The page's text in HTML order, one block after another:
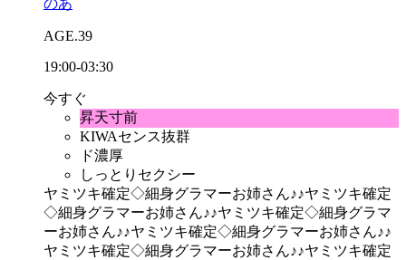
のあ
AGE.39
19:00-03:30
今すぐ
昇天寸前
KIWAセンス抜群
ド濃厚
しっとりセクシー
ヤミツキ確定◇細身グラマーお姉さん♪♪ヤミツキ確定
◇細身グラマーお姉さん♪♪ヤミツキ確定◇細身グラマ
ーお姉さん♪♪ヤミツキ確定◇細身グラマーお姉さん♪♪
ヤミツキ確定◇細身グラマーお姉さん♪♪ヤミツキ確定